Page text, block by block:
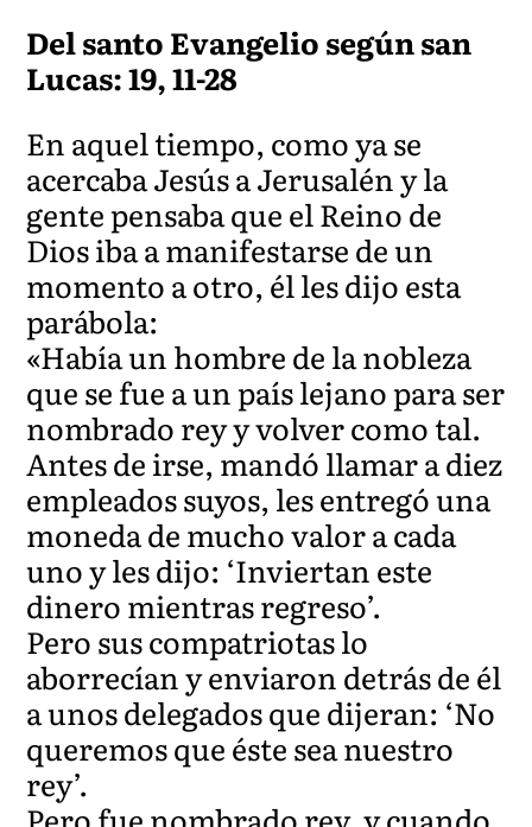
Del santo Evangelio según san
Lucas: 19, 11-28
En aquel tiempo, como ya se
acercaba Jesús a Jerusalén y la
gente pensaba que el Reino de
Dios iba a manifestarse de un
momento a otro, él les dijo esta
parábola:
«Había un hombre de la nobleza
que se fue a un país lejano para ser
nombrado rey y volver como tal.
Antes de irse, mandó llamar a diez
empleados suyos, les entregó una
moneda de mucho valor a cada
uno y les dijo: ‘Inviertan este
dinero mientras regreso’.
Pero sus compatriotas lo
aborrecían y enviaron detrás de él
a unos delegados que dijeran: ‘No
queremos que éste sea nuestro
rey’.